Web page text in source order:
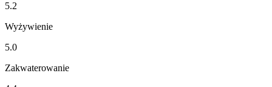
5.2
Wyżywienie
5.0
Zakwaterowanie